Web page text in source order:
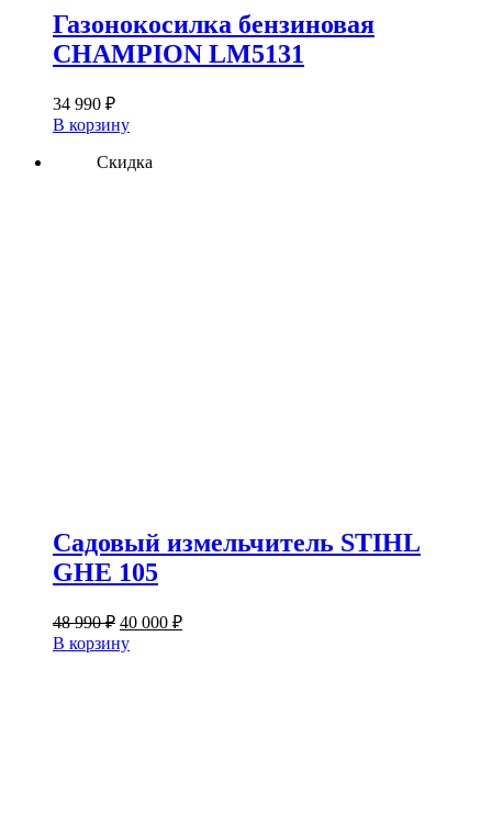
Газонокосилка бензиновая
CHAMPION LM5131
34 990 ₽
В корзину
Скидка
Садовый измельчитель STIHL
GHE 105
48 990₽ Первоначальная
цена
составляла
40 000 ₽Текущая
В корзину